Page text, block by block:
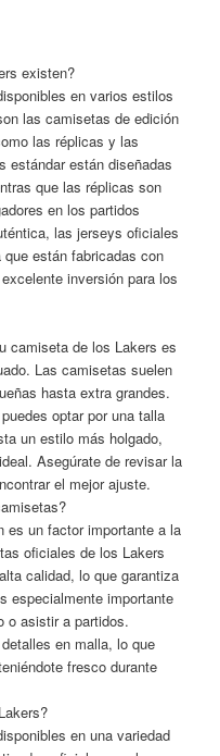
existen?
en varios estilos
las camisetas de edición
las réplicas y las
estándar están diseñadas
que las réplicas son
en los partidos
las jerseys oficiales
están fabricadas con
inversión para los
camiseta de los Lakers es
Las camisetas suelen
hasta extra grandes.
optar por una talla
un estilo más holgado,
Asegúrate de revisar la
el mejor ajuste.
es un factor importante a la
oficiales de los Lakers
calidad, lo que garantiza
especialmente importante
o asistir a partidos.
en malla, lo que
fresco durante
en una variedad